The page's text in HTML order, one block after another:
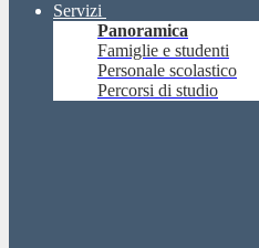
Servizi
Panoramica
Famiglie e studenti
Personale scolastico
Percorsi di studio